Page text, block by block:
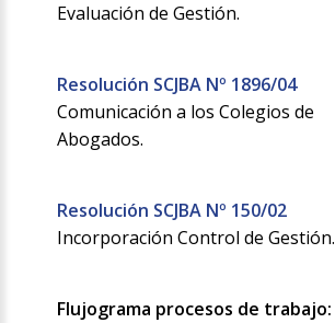
Evaluación de Gestión.
Resolución SCJBA Nº 1896/04
Comunicación a los Colegios de
Abogados.
Resolución SCJBA Nº 150/02
Incorporación Control de Gestión.
Flujograma procesos de trabajo: